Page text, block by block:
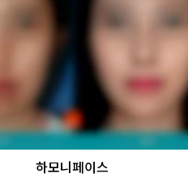
하모니페이스